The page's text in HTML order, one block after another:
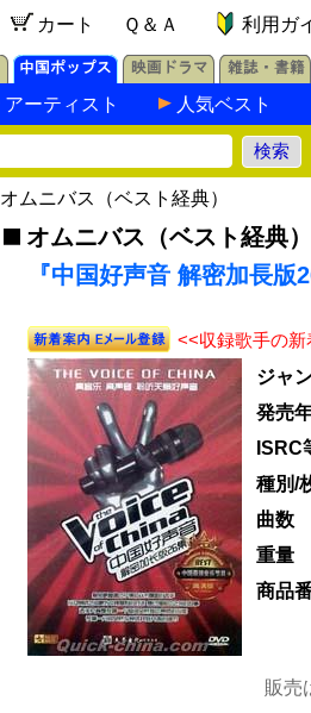
カート Ｑ＆Ａ 利用ガ
アーティスト 人気ベスト
オムニバス（ベスト経典）
オムニバス（ベスト経典）
『中国好声音 解密加長版
<<収録歌手の新
ジャ
発売
ISRC
種別/
曲数
重量
商品
販売